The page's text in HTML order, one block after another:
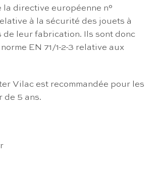
la directive européenne n°
à la sécurité des jouets à
de leur fabrication. Ils sont donc
EN 71/1-2-3 relative aux
Vilac est recommandée pour les
de 5 ans.